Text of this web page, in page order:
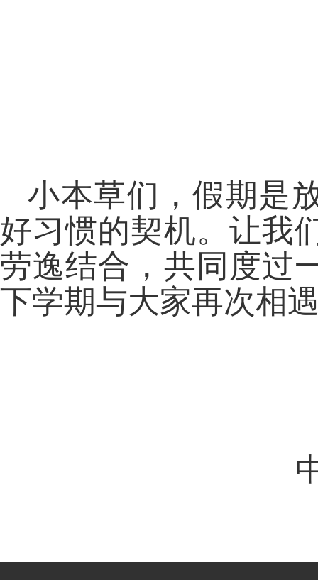
小本草们，假期是
好习惯的契机。让我
劳逸结合，共同度过
下学期与大家再次相